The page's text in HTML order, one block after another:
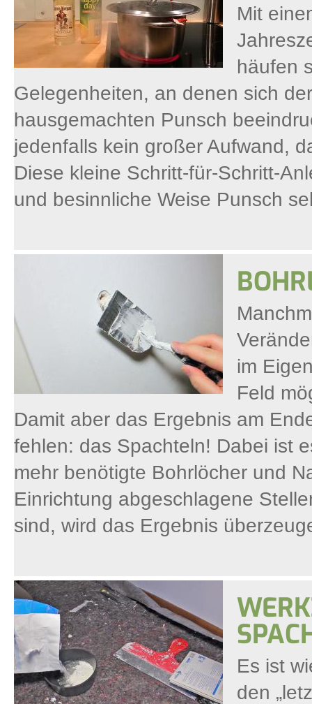
Mit
häufen
Gelegenheiten, an denen sich
hausgemachten Punsch
jedenfalls kein großer Aufwand,
Diese kleine Schritt-für-Schritt-
und besinnliche Weise Punsch
im
Feld
Damit aber das Ergebnis am
fehlen: das Spachteln! Dabei ist
mehr benötigte Bohrlöcher und
Einrichtung abgeschlagene
sind, wird das Ergebnis
Es ist
den